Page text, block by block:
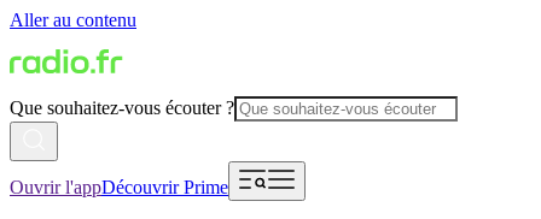
Aller au contenu
Que souhaitez-vous écouter ?
Ouvrir l'appDécouvrir Prime